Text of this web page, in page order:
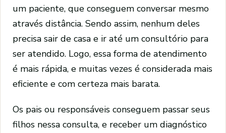
um paciente, que conseguem conversar mesmo
através distância. Sendo assim, nenhum deles
precisa sair de casa e ir até um consultório para
ser atendido. Logo, essa forma de atendimento
é mais rápida, e muitas vezes é considerada mais
eficiente e com certeza mais barata.
Os pais ou responsáveis conseguem passar seus
filhos nessa consulta, e receber um diagnóstico